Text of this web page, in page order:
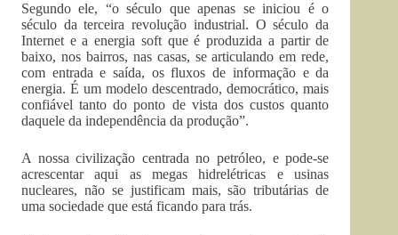
Segundo ele, “o século que apenas se iniciou é o
século da terceira revolução industrial. O século da
Internet e a energia soft que é produzida a partir de
baixo, nos bairros, nas casas, se articulando em rede,
com entrada e saída, os fluxos de informação e da
energia. É um modelo descentrado, democrático, mais
confiável tanto do ponto de vista dos custos quanto
daquele da independência da produção”.
A nossa civilização centrada no petróleo, e pode-se
acrescentar aqui as megas hidrelétricas e usinas
nucleares, não se justificam mais, são tributárias de
uma sociedade que está ficando para trás.